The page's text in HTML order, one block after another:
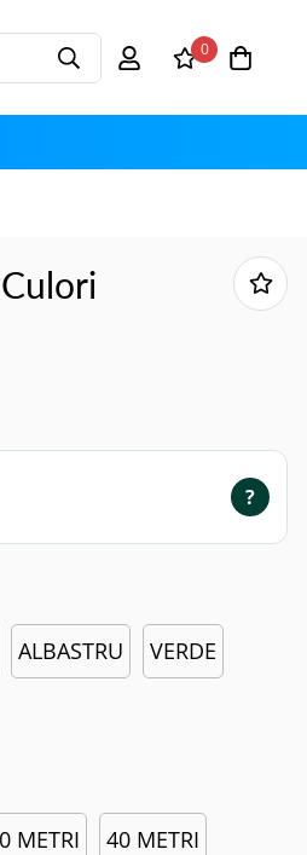
0
?
ALBASTRU VERDE
METRI 40 METRI